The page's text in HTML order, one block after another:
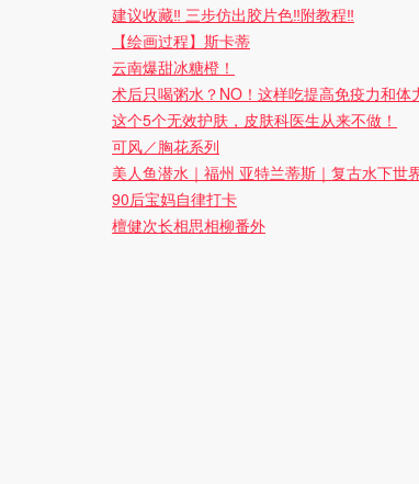
建议收藏‼️ 三步仿出胶片色‼️附教程‼️
【绘画过程】斯卡蒂
云南爆甜冰糖橙！
术后只喝粥水？NO！这样吃提高免疫力和体
这个5个无效护肤，皮肤科医生从来不做！
可风／胸花系列
美人鱼潜水｜福州 亚特兰蒂斯｜复古水下世
90后宝妈自律打卡
檀健次长相思相柳番外